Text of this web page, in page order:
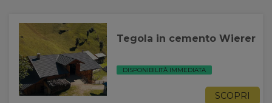
Tegola in cemento Wierer
DISPONIBILITÀ IMMEDIATA
SCOPRI